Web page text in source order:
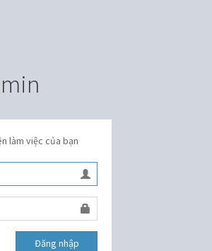
làm việc của bạn
Đăng nhập